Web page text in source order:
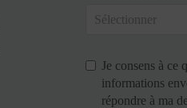
Je consens à ce
informations
répondre à ma